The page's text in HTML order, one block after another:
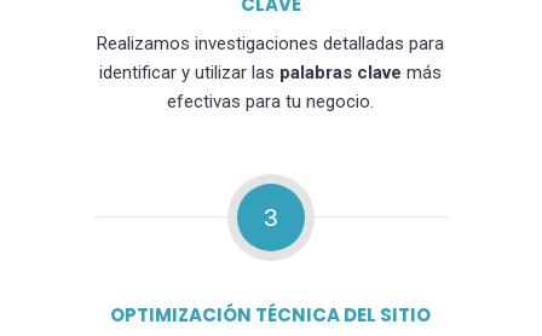
Realizamos investigaciones detalladas para
identificar y utilizar las palabras clave más
efectivas para tu negocio.
3
OPTIMIZACIÓN TÉCNICA DEL SITIO